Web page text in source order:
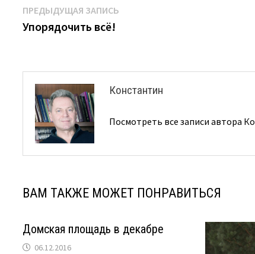
Навигация
по
ПРЕДЫДУЩАЯ ЗАПИСЬ
Упорядочить всё!
Константин
Посмотреть все записи автора
ВАМ ТАКЖЕ МОЖЕТ ПОНРАВИТЬСЯ
Домская площадь в декабре
06.12.2016